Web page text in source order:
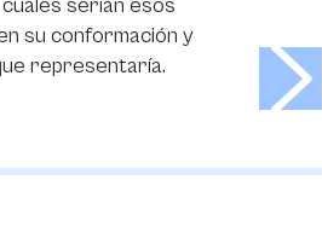
serían esos
su conformación y
representaría.